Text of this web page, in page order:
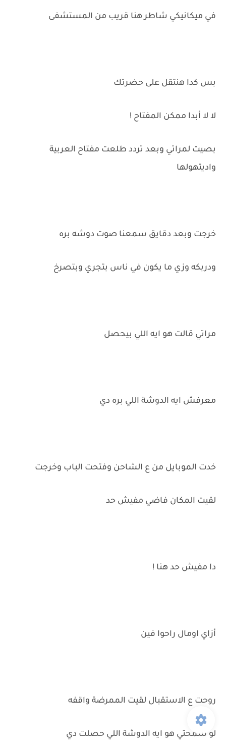
في ميكانيكي شاطر هنا قريب من المستشفى
بس كدا هنتقل على حضرتك
لا لا أبدا ممكن المفتاح !
بصيت لمراتي وبعد تردد طلعت مفتاح العربية
واديتهولها
خرجت وبعد دقايق سمعنا صوت دوشه بره
ودربكه وزي ما يكون في ناس بتجري وبتصرخ
مراتي قالت هو ايه اللي بيحصل
معرفش ايه الدوشة اللي بره دي
خدت الموبايل من ع الشاحن وفتحت الباب وخرجت
لقيت المكان فاضي مفيش حد
دا مفيش حد هنا !
أزاي اومال راحوا فين
روحت ع الاستقبال لقيت الممرضة واقفه
لو سمحتي هو ايه الدوشة اللي حصلت دي